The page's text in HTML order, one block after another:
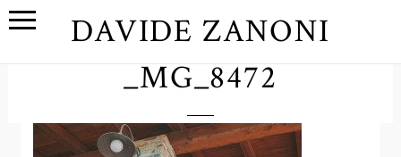
DAVIDE ZANONI
_MG_8472